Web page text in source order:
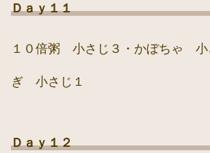
Ｄａｙ１１
１０倍粥 小さじ３・かぼちゃ
ぎ 小さじ１
Ｄａｙ１２